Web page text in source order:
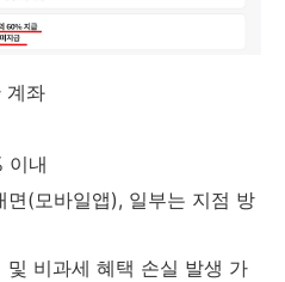
계좌
이내
면(모바일앱), 일부는 지점 방
및 비과세 혜택 손실 발생 가